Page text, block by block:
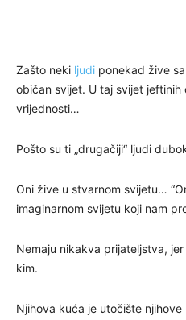
Zašto neki ljudi ponekad žive
običan svijet. U taj svijet jeftinih
vrijednosti…
Pošto su ti „drugačiji“ ljudi
Oni žive u stvarnom svijetu…
imaginarnom svijetu koji nam
Nemaju nikakva prijateljstva,
kim.
Njihova kuća je utočište